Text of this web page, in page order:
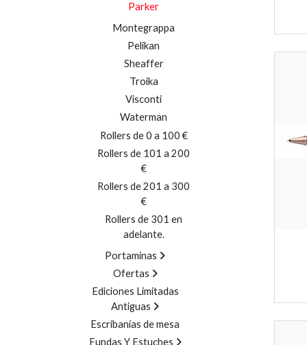
Parker
Montegrappa
Pelikan
Sheaffer
Troika
Visconti
Waterman
Rollers de 0 a 100 €
Rollers de 101 a 200
€
Rollers de 201 a 300
€
Rollers de 301 en
adelante.
Portaminas
Ofertas
Ediciones Limitadas
Antiguas
Escribanías de mesa
Fundas Y Estuches